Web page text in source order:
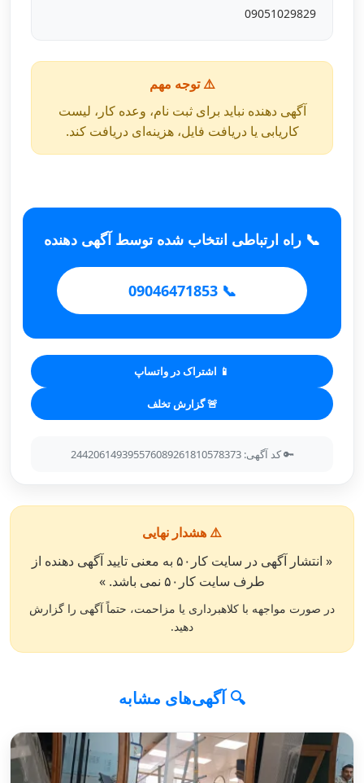
09051029829
⚠️ توجه مهم
آگهی دهنده نباید برای ثبت نام، وعده کار، لیست
کاریابی یا دریافت فایل، هزینه‌ای دریافت کند.
📞 راه ارتباطی انتخاب شده توسط آگهی دهنده
📞 09046471853
📱 اشتراک در واتساپ
🚨 گزارش تخلف
🔑 کد آگهی: 244206149395576089261810578373
⚠️ هشدار نهایی
« انتشار آگهی در سایت کار۵۰ به معنی تایید آگهی دهنده از
طرف سایت کار۵۰ نمی باشد. »
در صورت مواجهه با کلاهبرداری یا مزاحمت، حتماً آگهی را گزارش
دهید.
🔍 آگهی‌های مشابه